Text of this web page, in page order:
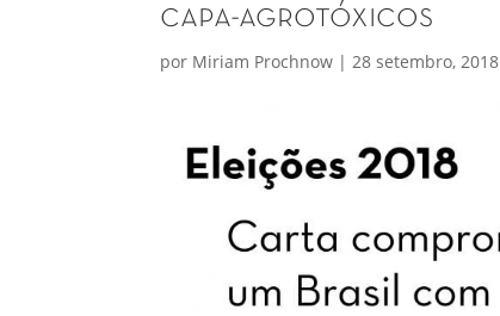
capa-agrotóxicos
por Miriam Prochnow |28 setembro, 2018